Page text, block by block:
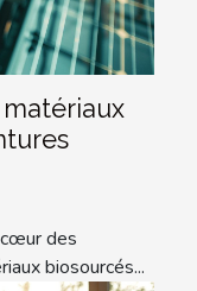
des
biosourcés...